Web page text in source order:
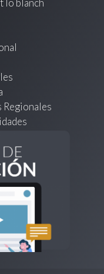
Regionales